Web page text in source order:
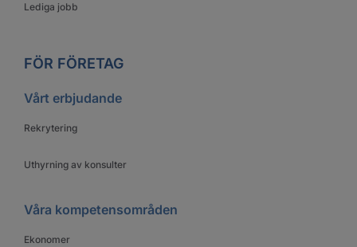
Lediga jobb
FÖR FÖRETAG
Vårt erbjudande
Rekrytering
Uthyrning av konsulter
Våra kompetensområden
Ekonomer